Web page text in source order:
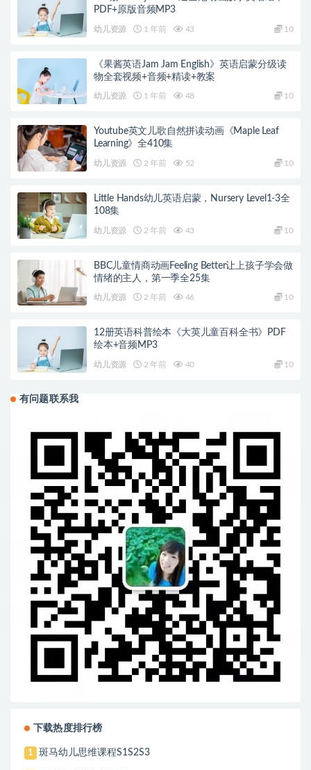
PDF+原版音频MP3
幼儿资源 1 年前 43 10
《果酱英语Jam Jam English》英语启蒙分级读
物全套视频+音频+精读+教案
幼儿资源 1 年前 48 10
Youtube英文儿歌自然拼读动画《Maple Leaf
Learning》全410集
幼儿资源 2 年前 52 10
Little Hands幼儿英语启蒙，Nursery Level1-3全
108集
幼儿资源 2 年前 43 10
BBC儿童情商动画Feeling Better让上孩子学会做
情绪的主人，第一季全25集
幼儿资源 2 年前 46 10
12册英语科普绘本《大英儿童百科全书》PDF
绘本+音频MP3
幼儿资源 2 年前 40 10
有问题联系我
下载热度排行榜
1 斑马幼儿思维课程S1S2S3